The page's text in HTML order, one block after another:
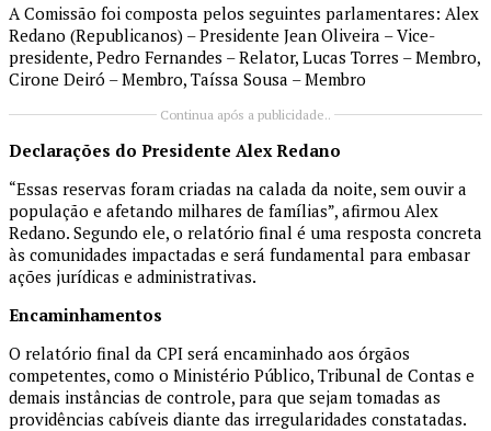
A Comissão foi composta pelos seguintes parlamentares: Alex
Redano (Republicanos) – Presidente Jean Oliveira – Vice-
presidente, Pedro Fernandes – Relator, Lucas Torres – Membro,
Cirone Deiró – Membro, Taíssa Sousa – Membro
Continua após a publicidade..
Declarações do Presidente Alex Redano
“Essas reservas foram criadas na calada da noite, sem ouvir a
população e afetando milhares de famílias”, afirmou Alex
Redano. Segundo ele, o relatório final é uma resposta concreta
às comunidades impactadas e será fundamental para embasar
ações jurídicas e administrativas.
Encaminhamentos
O relatório final da CPI será encaminhado aos órgãos
competentes, como o Ministério Público, Tribunal de Contas e
demais instâncias de controle, para que sejam tomadas as
providências cabíveis diante das irregularidades constatadas.